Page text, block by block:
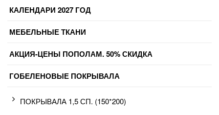
КАЛЕНДАРИ 2027 ГОД
МЕБЕЛЬНЫЕ ТКАНИ
АКЦИЯ-ЦЕНЫ ПОПОЛАМ. 50% СКИДКА
ГОБЕЛЕНОВЫЕ ПОКРЫВАЛА
ПОКРЫВАЛА 1,5 СП. (150*200)